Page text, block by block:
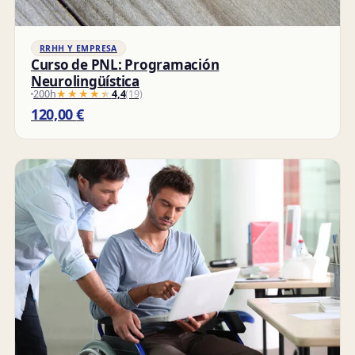
RRHH Y EMPRESA
Curso de PNL: Programación
Neurolingüística
200h★★★★★
★★★★★4,4(19)
120,00€